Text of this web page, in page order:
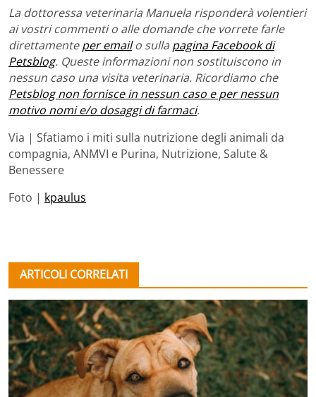
La dottoressa veterinaria Manuela risponderà volentieri
ai vostri commenti o alle domande che vorrete farle
direttamenteper emailo sulla pagina Facebook di
Petsblog. Queste informazioni non sostituiscono in
nessun caso una visita veterinaria. Ricordiamo che
Petsblog non fornisce in nessun caso e per nessun
motivo nomi e/o dosaggi di farmaci.
Via | Sfatiamo i miti sulla nutrizione degli animali da
compagnia, ANMVI e Purina, Nutrizione, Salute &
Benessere
Foto | kpaulus
ARTICOLI CORRELATI